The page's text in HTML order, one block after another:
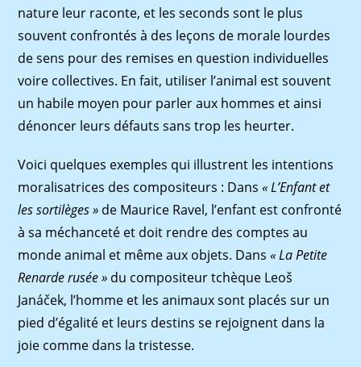
nature leur raconte, et les seconds sont le plus
souvent confrontés à des leçons de morale lourdes
de sens pour des remises en question individuelles
voire collectives. En fait, utiliser l’animal est souvent
un habile moyen pour parler aux hommes et ainsi
dénoncer leurs défauts sans trop les heurter.
Voici quelques exemples qui illustrent les intentions
moralisatrices des compositeurs : Dans« L’Enfant et
les sortilèges » de Maurice Ravel, l’enfant est confronté
à sa méchanceté et doit rendre des comptes au
monde animal et même aux objets. Dans« La Petite
Renarde rusée » du compositeur tchèque Leoš
Janáček, l’homme et les animaux sont placés sur un
pied d’égalité et leurs destins se rejoignent dans la
joie comme dans la tristesse.